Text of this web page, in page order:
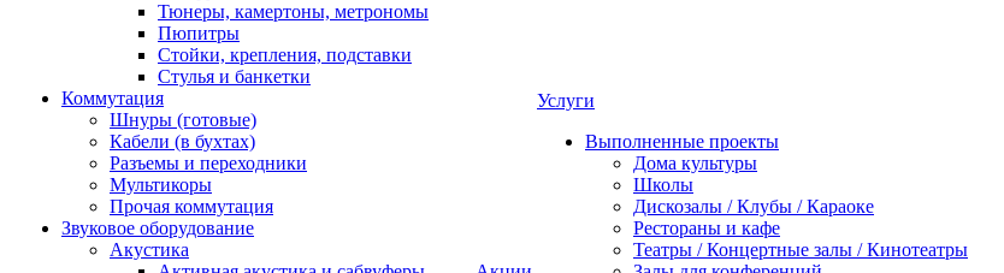
Тюнеры, камертоны, метрономы
Пюпитры
Стойки, крепления, подставки
Стулья и банкетки
Коммутация
Шнуры (готовые)
Кабели (в бухтах)
Разъемы и переходники
Мультикоры
Прочая коммутация
Звуковое оборудование
Акустика
Услуги
Выполненные проекты
Дома культуры
Школы
Дискозалы / Клубы / Караоке
Рестораны и кафе
Театры / Концертные залы / Кинотеатры